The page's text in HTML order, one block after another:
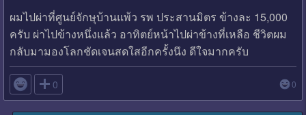
ผมไปผ่าที่ศูนย์จักษุบ้านแพ้ว รพ ประสานมิตร ข้างละ 15,000
ครับ ผ่าไปข้างหนึ่งแล้ว อาทิตย์หน้าไปผ่าข้างที่เหลือ ชีวิตผม
กลับมามองโลกชัดเจนสดใสอีกครั้งนึง ดีใจมากครับ
 0 0